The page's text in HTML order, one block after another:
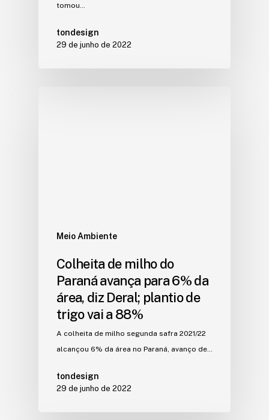
tomou…
tondesign
29 de junho de 2022
Meio Ambiente
Colheita de milho do
Paraná avança para 6% da
área, diz Deral; plantio de
trigo vai a 88%
A colheita de milho segunda safra 2021/22
alcançou 6% da área no Paraná, avanço de…
tondesign
29 de junho de 2022